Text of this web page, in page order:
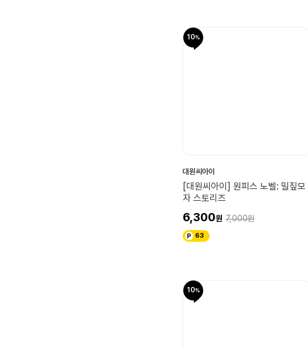
10
대원씨아이
[대원씨아이] 원피스 노벨: 밀짚모
자 스토리즈
6,300 7,000
63
10